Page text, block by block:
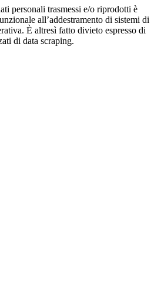
personali trasmessi e/o riprodotti è
all’addestramento di sistemi di
È altresì fatto divieto espresso di
di data scraping.